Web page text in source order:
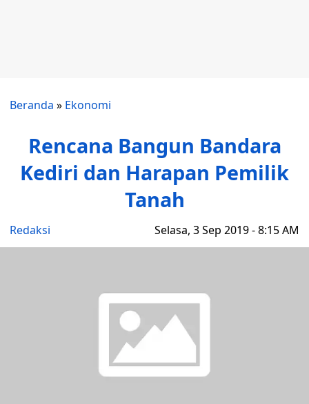
Beranda » Ekonomi
Rencana Bangun Bandara
Kediri dan Harapan Pemilik
Tanah
Redaksi Selasa, 3 Sep 2019 - 8:15 AM